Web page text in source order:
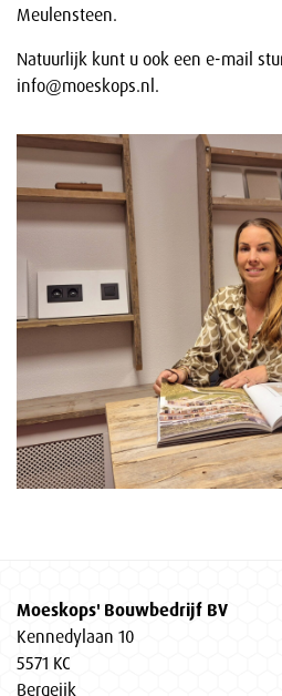
Meulensteen.
Natuurlijk kunt u ook een e-mail
info@moeskops.nl.
Moeskops' Bouwbedrijf BV
Kennedylaan 10
5571 KC
Bergeijk